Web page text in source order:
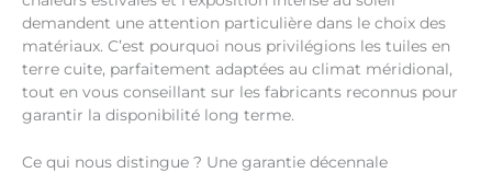
demandent une attention particulière dans le choix des
matériaux. C’est pourquoi nous privilégions les tuiles en
terre cuite, parfaitement adaptées au climat méridional,
tout en vous conseillant sur les fabricants reconnus pour
garantir la disponibilité long terme.
Ce qui nous distingue ? Une garantie décennale